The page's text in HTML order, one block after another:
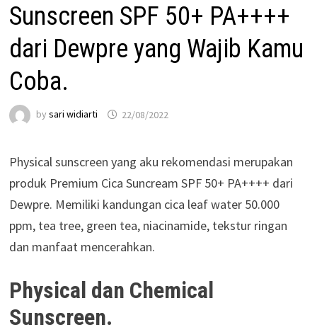
Sunscreen SPF 50+ PA++++
dari Dewpre yang Wajib Kamu
Coba.
by sari widiarti 22/08/2022
Physical sunscreen yang aku rekomendasi merupakan
produk Premium Cica Suncream SPF 50+ PA++++ dari
Dewpre. Memiliki kandungan cica leaf water 50.000
ppm, tea tree, green tea, niacinamide, tekstur ringan
dan manfaat mencerahkan.
Physical dan Chemical
Sunscreen.